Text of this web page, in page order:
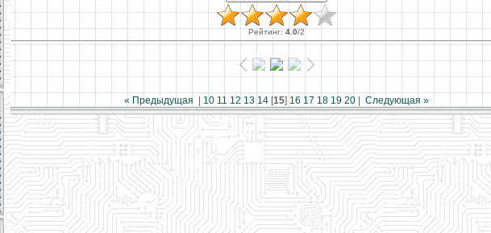
Рейтинг:4.0/2
« Предыдущая 10 11 12 13 14 [15] 16 17 18 19 20 Следующая »